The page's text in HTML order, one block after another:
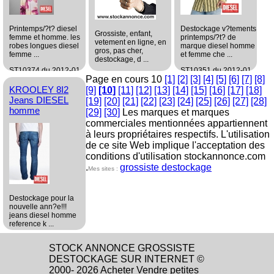
Printemps/?t? diesel
femme et homme. les
robes longues diesel
femme ...
ST10374 du 2012-01-
16 15:28:15
grossiste
Habillement/Mode
Grossiste, enfant,
vetement en ligne, en
gros, pas cher,
destockage, d ...
ST10356 du 2012-01-
08 14:59:23
grossiste
Habillement/Mode
Destockage v?tements
printemps/?t? de
marque diesel homme
et femme che ...
ST10351 du 2012-01-
06 14:05:07
grossiste
Habillement/Mode
KROOLEY 8I2
Jeans DIESEL
homme
Destockage pour la
nouvelle ann?e!!!
jeans diesel homme
reference k ...
Page en cours 10 [1] [2] [3] [4] [5] [6] [7] [8]
[9] [10] [11] [12] [13] [14] [15] [16] [17] [18]
[19] [20] [21] [22] [23] [24] [25] [26] [27] [28]
[29] [30] Les marques et marques
commerciales mentionnées appartiennent
à leurs propriétaires respectifs. L'utilisation
de ce site Web implique l'acceptation des
conditions d'utilisation stockannonce.com
.Mes sites : grossiste destockage
STOCK ANNONCE GROSSISTE
DESTOCKAGE SUR INTERNET ©
2000- 2026 Acheter Vendre petites